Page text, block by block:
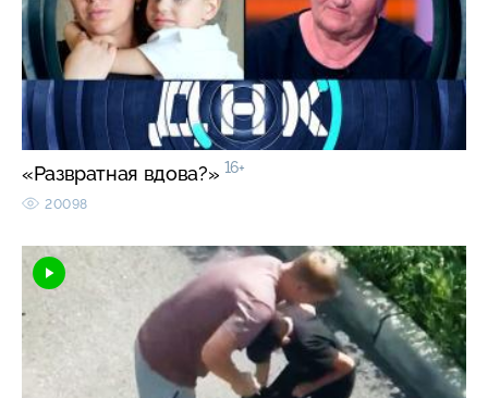
«Развратная вдова?» 16+
20098